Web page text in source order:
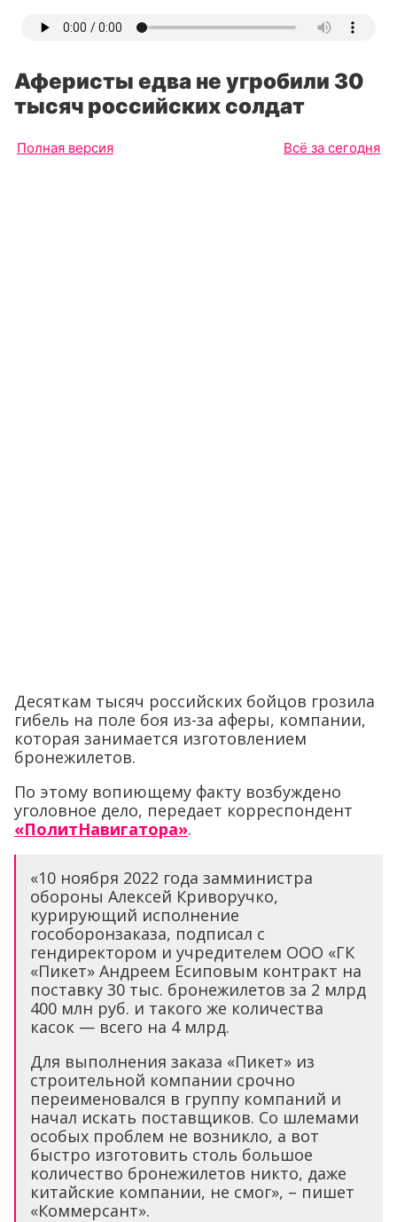
Аферисты едва не угробили 30
тысяч российских солдат
Полная версия Всё за сегодня
Десяткам тысяч российских бойцов грозила
гибель на поле боя из-за аферы, компании,
которая занимается изготовлением
бронежилетов.
По этому вопиющему факту возбуждено
уголовное дело, передает корреспондент
«ПолитНавигатора».
«10 ноября 2022 года замминистра
обороны Алексей Криворучко,
курирующий исполнение
гособоронзаказа, подписал с
гендиректором и учредителем ООО «ГК
«Пикет» Андреем Есиповым контракт на
поставку 30 тыс. бронежилетов за 2 млрд
400 млн руб. и такого же количества
касок — всего на 4 млрд.
Для выполнения заказа «Пикет» из
строительной компании срочно
переименовался в группу компаний и
начал искать поставщиков. Со шлемами
особых проблем не возникло, а вот
быстро изготовить столь большое
количество бронежилетов никто, даже
китайские компании, не смог», – пишет
«Коммерсант».